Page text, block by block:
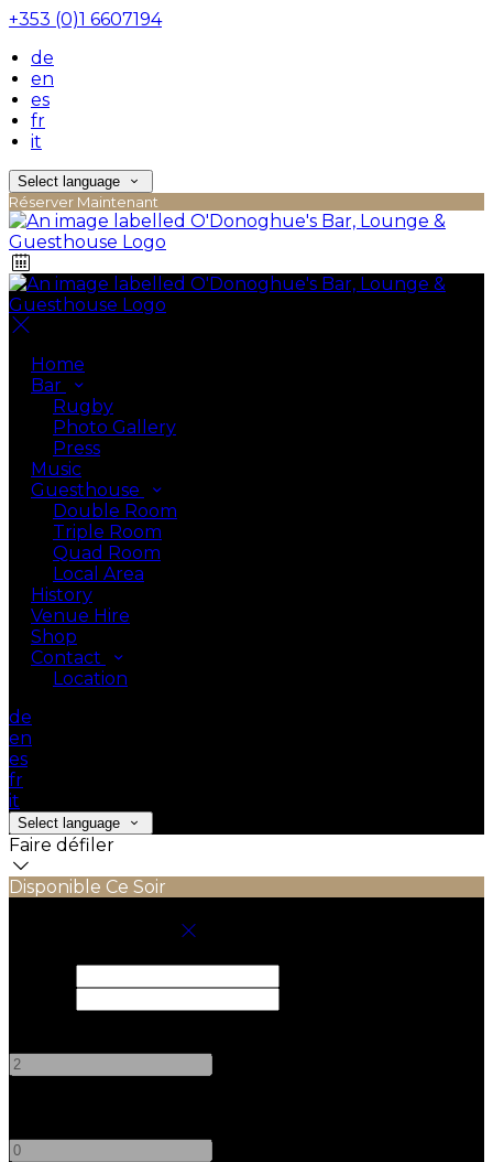
+353 (0)1 6607194
de
en
es
fr
it
Select language
Réserver Maintenant
Home
Bar
Rugby
Photo Gallery
Press
Music
Guesthouse
Double Room
Triple Room
Quad Room
Local Area
History
Venue Hire
Shop
Contact
Location
de
en
es
fr
it
Select language
Faire défiler
Disponible Ce Soir